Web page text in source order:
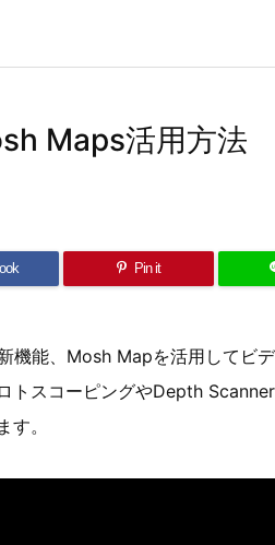
Maps活用方法
Pin it
機能、Mosh Mapを活用してビ
トスコーピングやDepth
。